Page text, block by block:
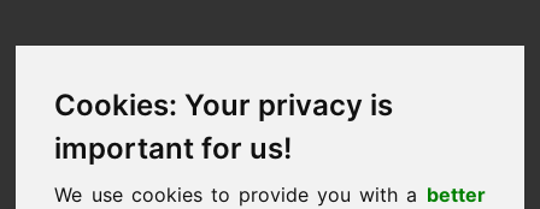
Cookies: Your privacy is
important for us!
We use cookies to provide you with a better